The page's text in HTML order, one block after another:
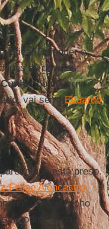
Defender o
as devidas
, no governo
vai ser oEduardo
que está preso.
Felipe Alencastro
mas eu acho
autodefesa do